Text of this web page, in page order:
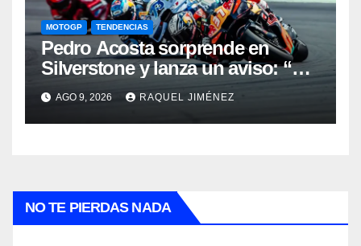
MOTOGP TENDENCIAS
Pedro Acosta sorprende en
Silverstone y lanza un aviso: “No
estamos tan lejos del top 3 del
campeonato”
AGO 9, 2026 RAQUEL JIMÉNEZ
NO TE PIERDAS NADA